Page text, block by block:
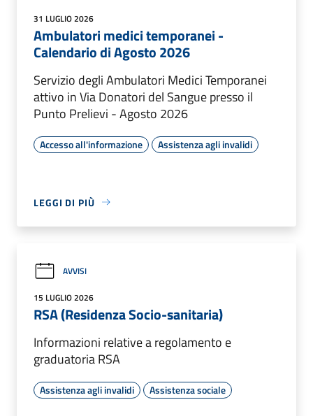
31 LUGLIO 2026
Ambulatori medici temporanei -
Calendario di Agosto 2026
Servizio degli Ambulatori Medici Temporanei
attivo in Via Donatori del Sangue presso il
Punto Prelievi - Agosto 2026
Accesso all'informazione Assistenza agli invalidi
LEGGI DI PIÙ
AVVISI
15 LUGLIO 2026
RSA (Residenza Socio-sanitaria)
Informazioni relative a regolamento e
graduatoria RSA
Assistenza agli invalidi Assistenza sociale